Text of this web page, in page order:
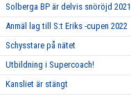
Solberga BP är delvis snöröjd
Anmäl lag till S:t Eriks -cupen 2022
Schysstare på nätet
Utbildning i Supercoach!
Kansliet är stängt